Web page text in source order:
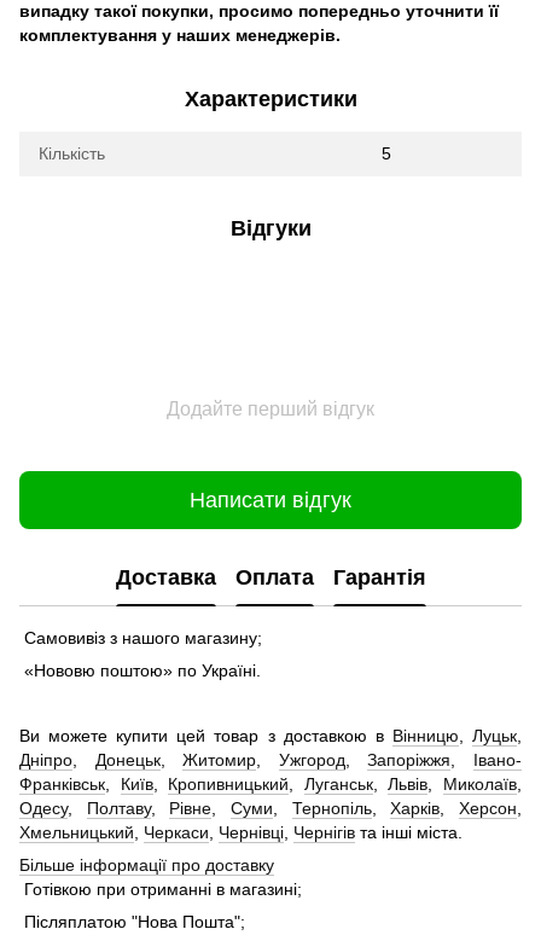
випадку такої покупки, просимо попередньо уточнити її
комплектування у наших менеджерів.
Характеристики
Кількість 5
Відгуки
Додайте перший відгук
Написати відгук
Доставка Оплата Гарантія
Самовивіз з нашого магазину;
«Нововю поштою» по Україні.
Ви можете купити цей товар з доставкою в Вінницю ,Луцьк
Дніпро
Донецьк,Житомир Ужгород ,Запоріжжя
Івано-
Франківськ
Київ, Кропивницький Луганськ,Львів Миколаїв
Одесу, Полтаву, Рівне ,Суми Тернопіль,Харків ,Херсон
Хмельницький
Черкаси Чернівці Чернігів та інші міста.
Більше інформації про доставку
Готівкою при отриманні в магазині;
Післяплатою "Нова Пошта";